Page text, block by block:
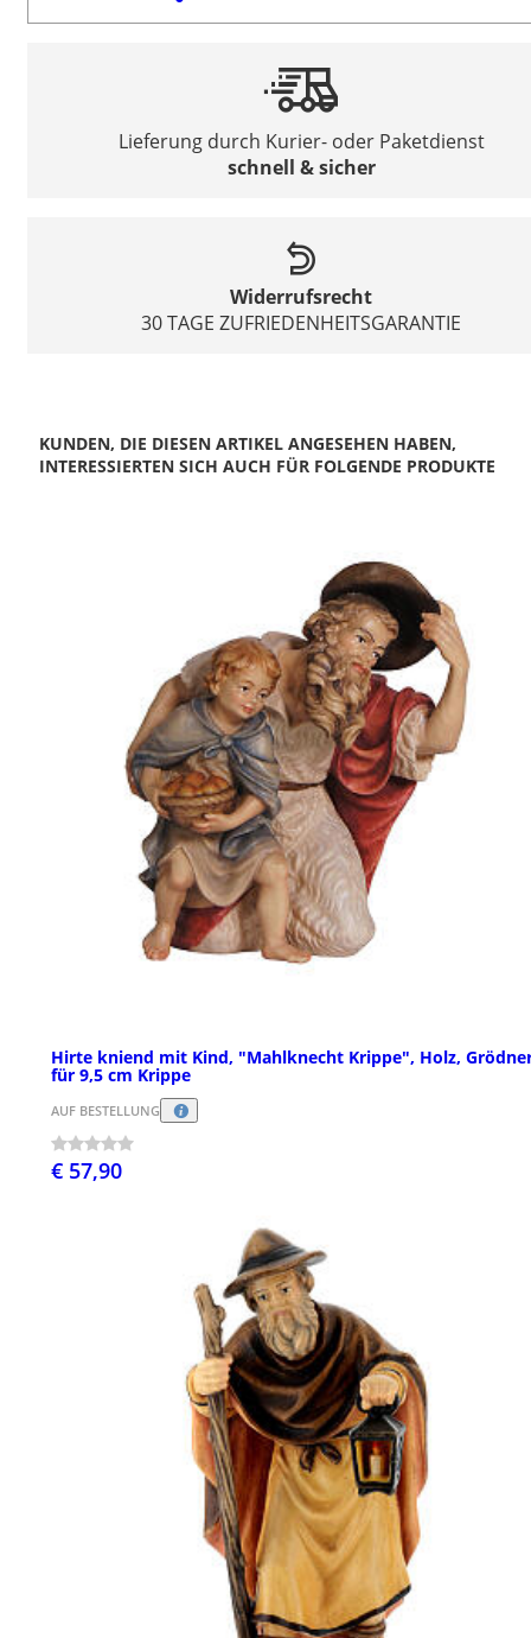
Lieferung durch Kurier- oder Paketdienst
schnell & sicher
Widerrufsrecht
30 TAGE ZUFRIEDENHEITSGARANTIE
KUNDEN, DIE DIESEN ARTIKEL ANGESEHEN HABEN,
INTERESSIERTEN SICH AUCH FÜR FOLGENDE PRODUKTE
Hirte kniend mit Kind, "Mahlknecht Krippe", Holz,
für 9,5 cm Krippe
AUF BESTELLUNG
€ 57,90